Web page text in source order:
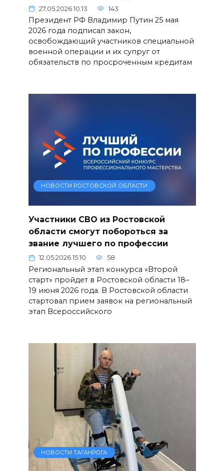
27.05.2026 10:13 143
Президент РФ Владимир Путин 25 мая
2026 года подписал закон,
освобождающий участников специальной
военной операции и их супруг от
обязательств по просроченным кредитам
НОВОСТИ РОСТОВСКОЙ ОБЛАСТИ
Участники СВО из Ростовской
области смогут побороться за
звание лучшего по профессии
12.05.2026 15:10 58
Региональный этап конкурса «Второй
старт» пройдет в Ростовской области 18–
19 июня 2026 года. В Ростовской области
стартовал прием заявок на региональный
этап Всероссийского
НОВОСТИ ТАГАНРОГА